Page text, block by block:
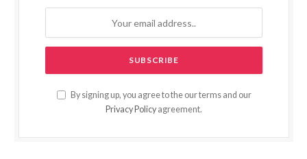
By signing up, you agree to the our terms and our
Privacy Policy agreement.